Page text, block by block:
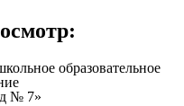
образовательное
№ 7»